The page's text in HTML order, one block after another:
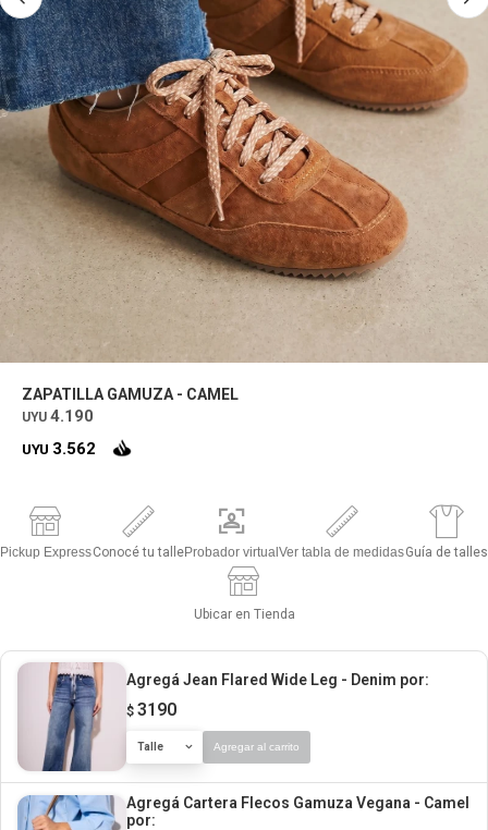
ZAPATILLA GAMUZA - CAMEL
UYU 4.190
UYU 3.562
Pickup ExpressConocé tu talleProbador virtual Ver tabla de medidasGuía de talles
Ubicar en Tienda
Agregá Jean Flared Wide Leg - Denim por:
$ 3190
Talle Agregar al carrito
Agregá Cartera Flecos Gamuza Vegana - Camel
por: